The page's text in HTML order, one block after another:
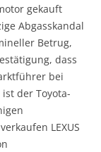
gekauft
Abgasskandal
Betrug,
dass
bei
der Toyota-
LEXUS